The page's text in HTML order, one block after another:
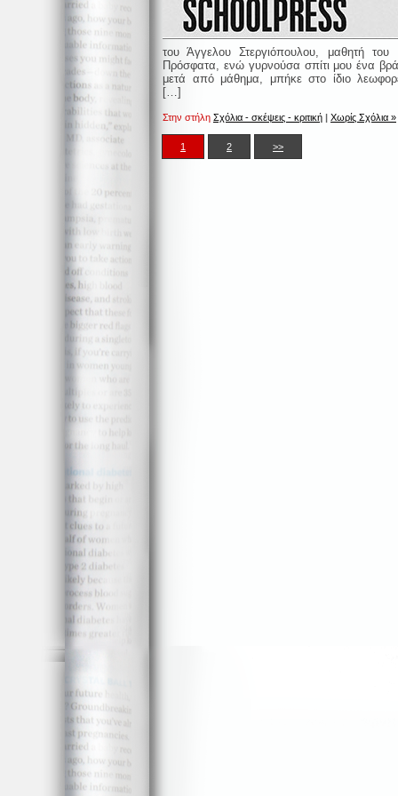
του Άγγελου Στεργιόπουλου, μαθητή του
Πρόσφατα, ενώ γυρνούσα σπίτι μου ένα
μετά από μάθημα, μπήκε στο ίδιο
[…]
Στην στήλη Σχόλια - σκέψεις - κριτική | Χωρίς Σχόλια »
1 2 >>